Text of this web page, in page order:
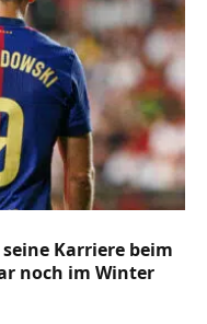
Karriere beim
noch im Winter